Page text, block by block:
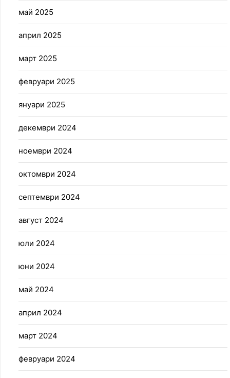
май 2025
април 2025
март 2025
февруари 2025
януари 2025
декември 2024
ноември 2024
октомври 2024
септември 2024
август 2024
юли 2024
юни 2024
май 2024
април 2024
март 2024
февруари 2024